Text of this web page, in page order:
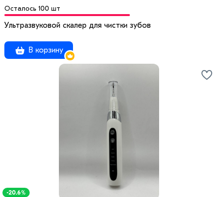
Осталось 100 шт
Ультразвуковой скалер для чистки зубов
В корзину
-20.6%